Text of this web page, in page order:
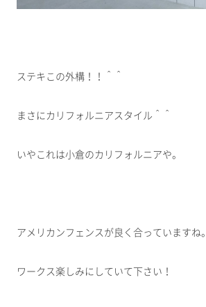
ステキこの外構！！＾＾
まさにカリフォルニアスタイル＾＾
いやこれは小倉のカリフォルニアや。
アメリカンフェンスが良く合っていますね。
ワークス楽しみにしていて下さい！